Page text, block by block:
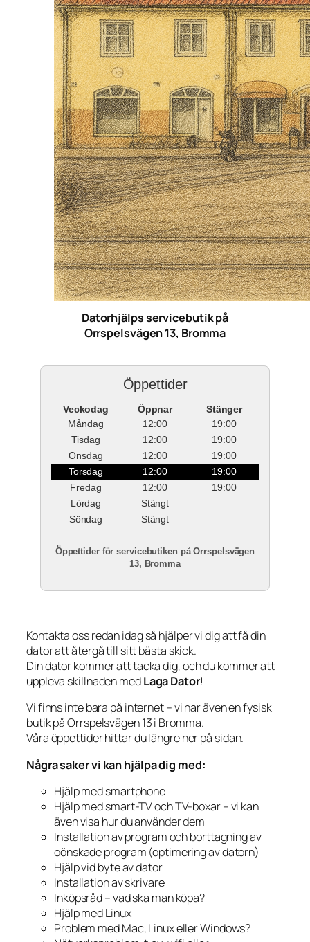
Datorhjälps servicebutik på
Orrspelsvägen 13, Bromma
Öppettider
Veckodag Öppnar
Stänger
Måndag
12:00
19:00
Tisdag
12:00
19:00
Onsdag
12:00
19:00
Torsdag
12:00
19:00
Fredag
12:00
19:00
Lördag
Stängt
Söndag
Stängt
Öppettider för servicebutiken på Orrspelsvägen
13, Bromma
Kontakta oss redan idag så hjälper vi dig att få din
dator att återgå till sitt bästa skick.
Din dator kommer att tacka dig, och du kommer att
uppleva skillnaden medLaga Dator!
Vi finns inte bara på internet – vi har även en fysisk
butik på Orrspelsvägen 13 i Bromma.
Våra öppettider hittar du längre ner på sidan.
Några saker vi kan hjälpa dig med:
Hjälp med smartphone
Hjälp med smart-TV och TV-boxar – vi kan
även visa hur du använder dem
Installation av program och borttagning av
oönskade program (optimering av datorn)
Hjälp vid byte av dator
Installation av skrivare
Inköpsråd – vad ska man köpa?
Hjälp med Linux
Problem med Mac, Linux eller Windows?